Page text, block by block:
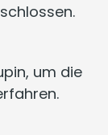
um die